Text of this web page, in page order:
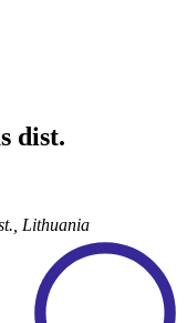
dist.
Lithuania